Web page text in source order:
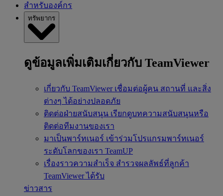
สำหรับองค์กร
ทรัพยากร
ดูข้อมูลเพิ่มเติมเกี่ยวกับ TeamViewer
เกี่ยวกับ TeamViewer เชื่อมต่อผู้คน สถานที่ และสิ่ง
ต่างๆ ได้อย่างปลอดภัย
ติดต่อฝ่ายสนับสนุน เรียกดูบทความสนับสนุนหรือ
ติดต่อทีมงานของเรา
มาเป็นพาร์ทเนอร์ เข้าร่วมโปรแกรมพาร์ทเนอร์
ระดับโลกของเรา TeamUP
เรื่องราวความสำเร็จ สำรวจผลลัพธ์ที่ลูกค้า
TeamViewer ได้รับ
ข่าวสาร